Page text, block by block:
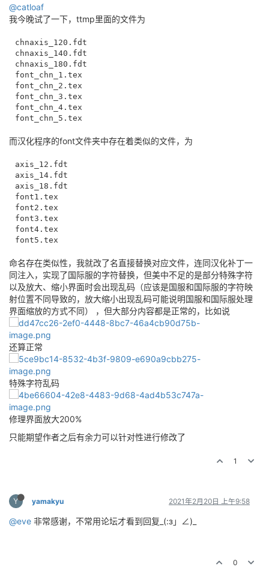
@catloaf
我今晚试了一下，ttmp里面的文件为
chnaxis_120.fdt
chnaxis_140.fdt
chnaxis_180.fdt
font_chn_1.tex
font_chn_2.tex
font_chn_3.tex
font_chn_4.tex
而汉化程序的font文件夹中存在着类似的文件，为
axis_12.fdt
axis_14.fdt
axis_18.fdt
font1.tex
font2.tex
font3.tex
font4.tex
命名存在类似性，我就改了名直接替换对应文件，连同汉化补丁一
同注入，实现了国际服的字符替换，但美中不足的是部分特殊字符
以及放大、缩小界面时会出现乱码（应该是国服和国际服的字符映
射位置不同导致的，放大缩小出现乱码可能说明国服和国际服处理
界面缩放的方式不同） ，但大部分内容都是正常的，比如说
还算正常
特殊字符乱码
修理界面放大200%
只能期望作者之后有余力可以针对性进行修改了
1
Y yamakyu 2021年2月20日 上午9:58
@eve 非常感谢，不常用论坛才看到回复_(:з」∠)_
0